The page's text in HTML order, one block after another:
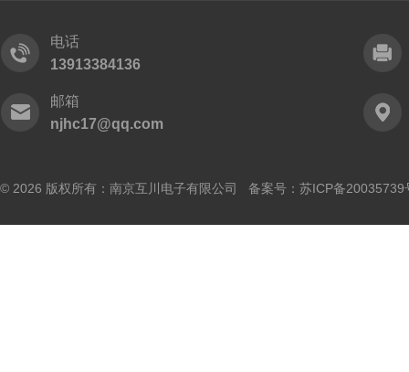
电话
13913384136
邮箱
njhc17@qq.com
© 2026 版权所有：南京互川电子有限公司 备案号： 苏ICP备20035739